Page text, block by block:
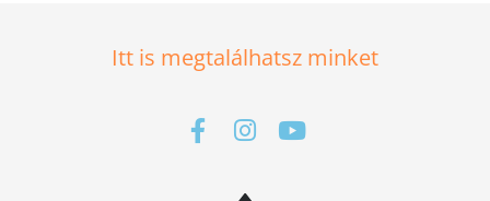
Itt is megtalálhatsz minket
F
a
I Y